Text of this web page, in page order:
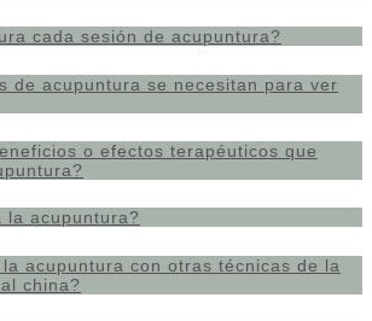
cada sesión de acupuntura?
de acupuntura se necesitan para ver
o efectos terapéuticos que
la acupuntura?
acupuntura con otras técnicas de la
china?